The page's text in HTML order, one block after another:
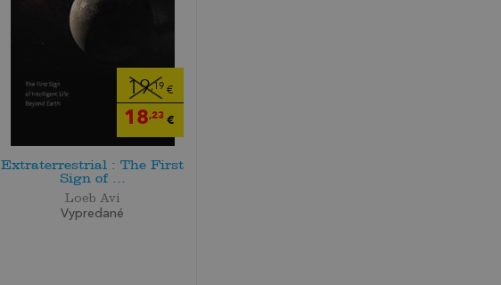
19,19 €
18,23 €
Extraterrestrial : The First
Sign of ...
Loeb Avi
Vypredané